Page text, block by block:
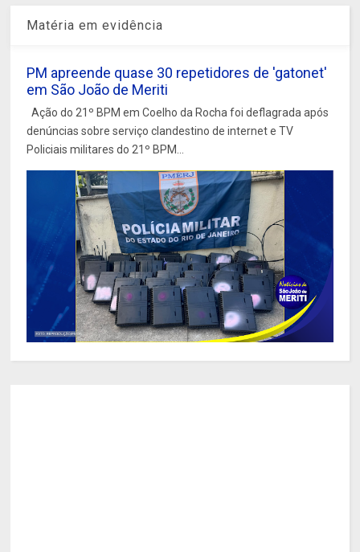
Matéria em evidência
PM apreende quase 30 repetidores de 'gatonet'
em São João de Meriti
Ação do 21º BPM em Coelho da Rocha foi deflagrada após
denúncias sobre serviço clandestino de internet e TV
Policiais militares do 21º BPM...